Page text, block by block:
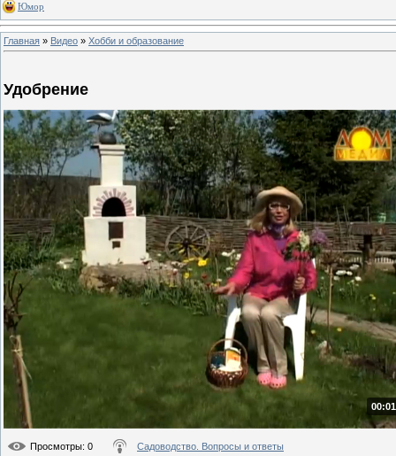
Юмор
Главная » Видео » Хобби и образование
Удобрение
Просмотры: 0 Садоводство. Вопросы и ответы